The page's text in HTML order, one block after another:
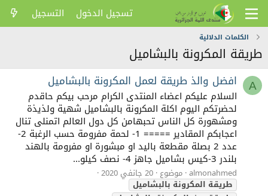
تسجيل الدخول التسجيل
الكلمات الدلالية
طريقة المكرونة بالبشاميل
A افضل والذ طريقة لعمل المكرونة بالبشاميل
السلام عليكم اعضاء المنتدى الكرام مرحب بيكم حاقدم
لحضرتكم اليوم اكلة المكرونة بالبشاميل شهية ولذيذة
ومشهورة كل الناس تحبهامن كل دول العالم اتمنلى تنال
اعجابكم المقادير ===== 1- لحمة مفرومة حسب الرغبة 2-
عدد 2 بصلة مقطعة باليد او مبشورة او مفرومة بالهند
بلندر 3-كيس بشاميل جاهز 4- نصف كيلو...
almonahmed موضوع 20 جانفي 2020
طريقةالمكرونةبالبشاميل